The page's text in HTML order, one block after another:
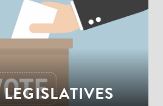
DÉMOCRATIE
PARTICIPATIVE